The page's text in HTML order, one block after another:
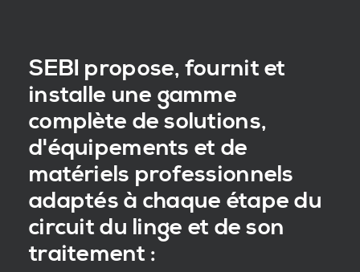
SEBI propose, fournit et
installe une gamme
complète de solutions,
d'équipements et de
matériels professionnels
adaptés à chaque étape du
circuit du linge et de son
traitement :